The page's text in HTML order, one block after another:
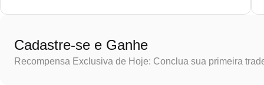
Cadastre-se e Ganhe
Recompensa Exclusiva de Hoje: Conclua sua primeira